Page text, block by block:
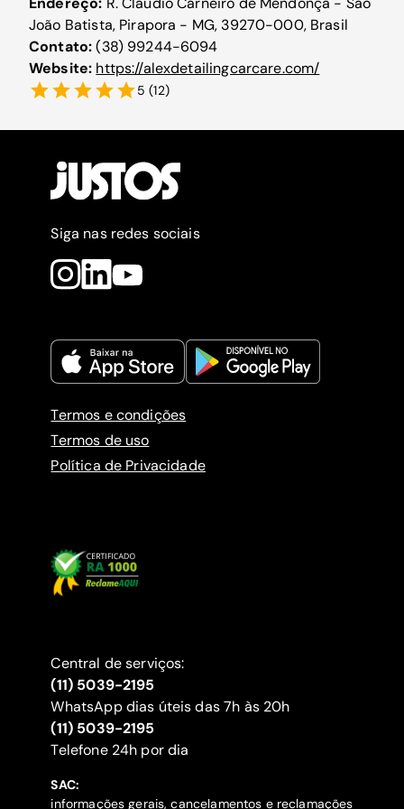
João Batista, Pirapora - MG, 39270-000, Brasil
Contato:(38) 99244-6094
Website: https://alexdetailingcarcare.com/
5 (12)
Siga nas redes sociais
Termos e condições
Termos de uso
Política de Privacidade
Central de serviços:
(11) 5039-2195
WhatsApp dias úteis das 7h às 20h
(11) 5039-2195
‍Telefone 24h por dia
SAC:
informações gerais, cancelamentos e reclamações